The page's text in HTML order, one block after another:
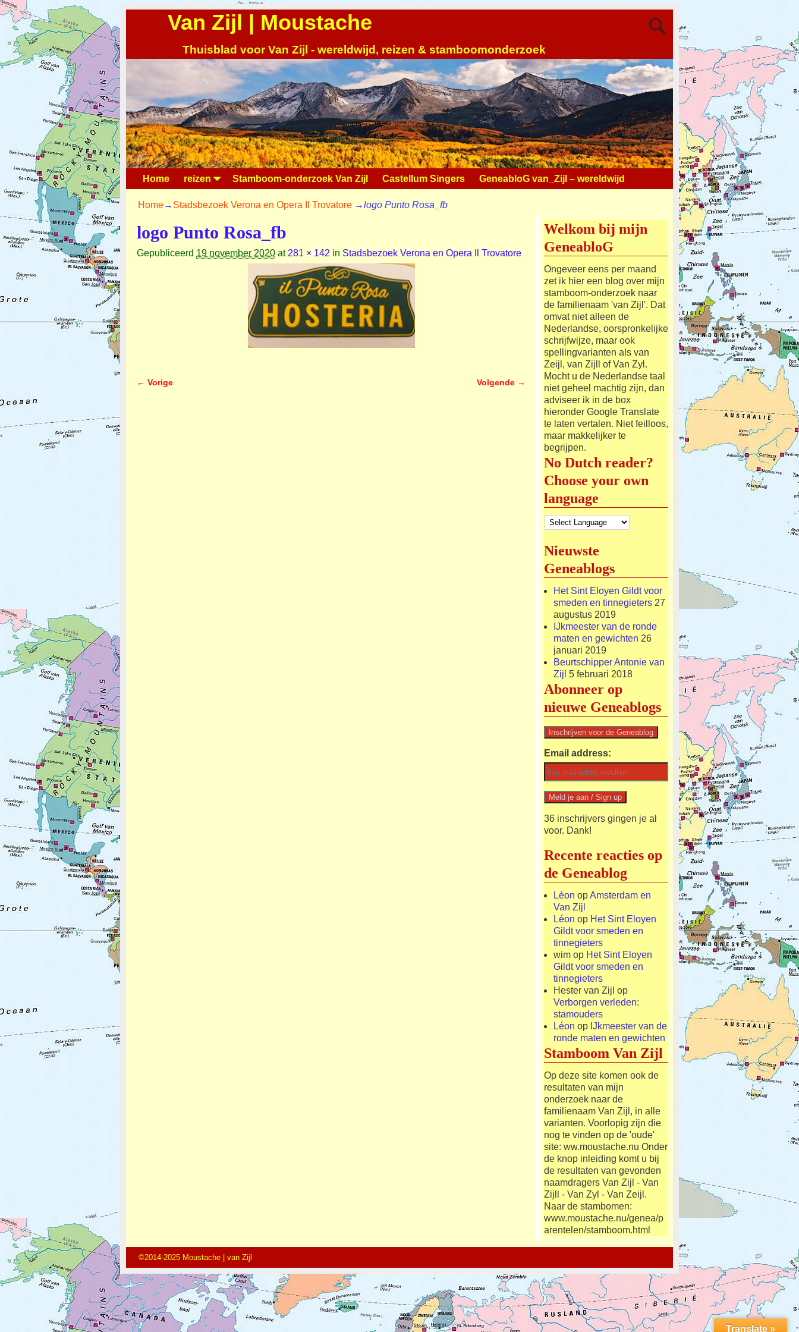
Van Zijl | Moustache
Thuisblad voor Van Zijl - wereldwijd, reizen & stamboomonderzoek
Home reizen Stamboom-onderzoek Van Zijl Castellum Singers GeneabloG van_Zijl – wereldwijd
Home→ Stadsbezoek Verona en Opera Il Trovatore →logo Punto Rosa_fb
logo Punto Rosa_fb
Gepubliceerd 19 november 2020 at 281 × 142 in Stadsbezoek Verona en Opera Il Trovatore
← Vorige Volgende →
Welkom bij mijn
GeneabloG
Ongeveer eens per maand
zet ik hier een blog over mijn
stamboom-onderzoek naar
de familienaam 'van Zijl'. Dat
omvat niet alleen de
Nederlandse, oorspronkelijke
schrijfwijze, maar ook
spellingvarianten als van
Zeijl, van Zijll of Van Zyl.
Mocht u de Nederlandse taal
niet geheel machtig zijn, dan
adviseer ik in de box
hieronder Google Translate
te laten vertalen. Niet feilloos,
maar makkelijker te
begrijpen.
No Dutch reader?
Choose your own
language
Nieuwste
Geneablogs
Het Sint Eloyen Gildt voor
smeden en tinnegieters 27
augustus 2019
IJkmeester van de ronde
maten en gewichten 26
januari 2019
Beurtschipper Antonie van
Zijl 5 februari 2018
Abonneer op
nieuwe Geneablogs
Email address:
36 inschrijvers gingen je al
voor. Dank!
Recente reacties op
de Geneablog
Léon opAmsterdam en
Van Zijl
Léon op Het Sint Eloyen
Gildt voor smeden en
tinnegieters
wim op Het Sint Eloyen
Gildt voor smeden en
tinnegieters
Hester van Zijl op
Verborgen verleden:
stamouders
Léon op IJkmeester van de
ronde maten en gewichten
Stamboom Van Zijl
Op deze site komen ook de
resultaten van mijn
onderzoek naar de
familienaam Van Zijl, in alle
varianten. Voorlopig zijn die
nog te vinden op de 'oude'
site: ww.moustache.nu Onder
de knop inleiding komt u bij
de resultaten van gevonden
naamdragers Van Zijl - Van
Zijll - Van Zyl - Van Zeijl.
Naar de stambomen:
www.moustache.nu/genea/p
arentelen/stamboom.html
©2014-2025 Moustache | van Zijl
Translate »